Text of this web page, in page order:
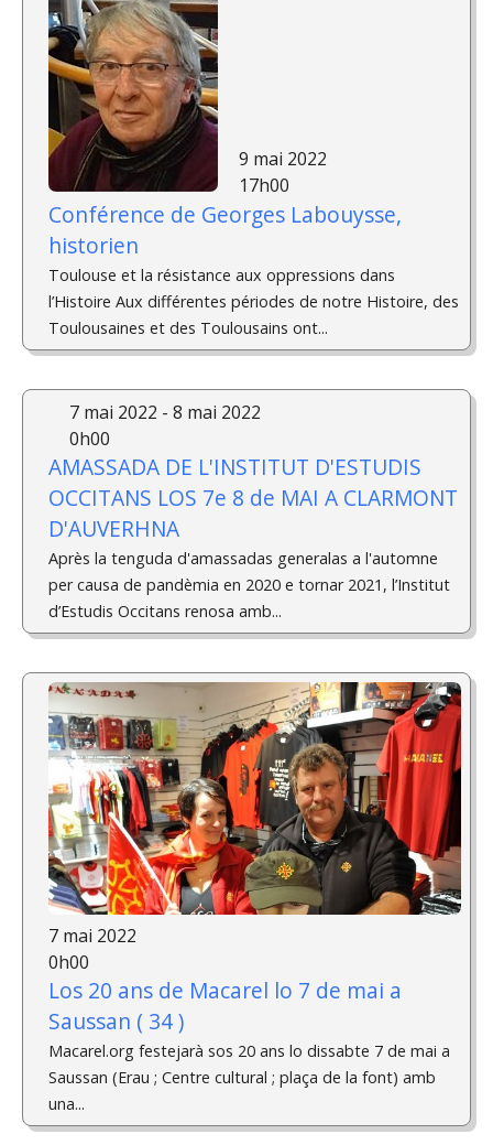
9 mai 2022
17h00
Conférence de Georges Labouysse,
historien
Toulouse et la résistance aux oppressions dans
l’Histoire Aux différentes périodes de notre Histoire, des
Toulousaines et des Toulousains ont...
7 mai 2022 - 8 mai 2022
0h00
AMASSADA DE L'INSTITUT D'ESTUDIS
OCCITANS LOS 7e 8 de MAI A CLARMONT
D'AUVERHNA
Après la tenguda d'amassadas generalas a l'automne
per causa de pandèmia en 2020 e tornar 2021, l’Institut
d’Estudis Occitans renosa amb...
7 mai 2022
0h00
Los 20 ans de Macarel lo 7 de mai a
Saussan ( 34 )
Macarel.org festejarà sos 20 ans lo dissabte 7 de mai a
Saussan (Erau ; Centre cultural ; plaça de la font) amb
una...